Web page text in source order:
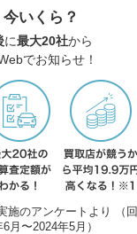
いくら？
に最大20社から
でお知らせ！
施のアンケートより （回
月〜2024年5月）